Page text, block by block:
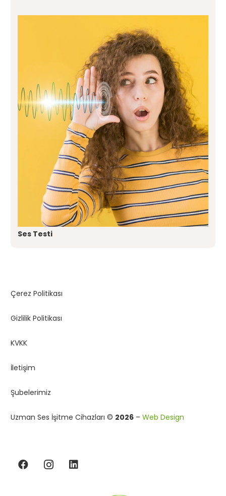
Ses Testi
Çerez Politikası
Gizlilik Politikası
KVKK
İletişim
Şubelerimiz
Uzman Ses İşitme Cihazları © 2026 – Web Design